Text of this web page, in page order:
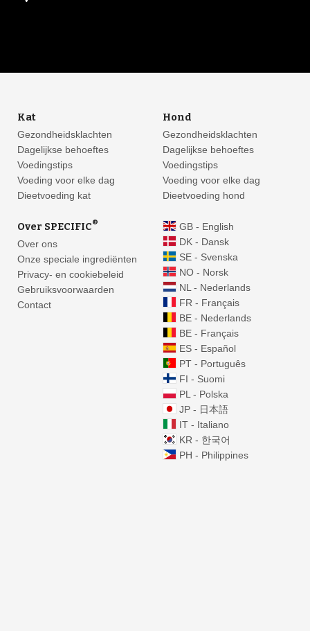
Kat
Gezondheidsklachten
Dagelijkse behoeftes
Voedingstips
Voeding voor elke dag
Dieetvoeding kat
Hond
Gezondheidsklachten
Dagelijkse behoeftes
Voedingstips
Voeding voor elke dag
Dieetvoeding hond
Over SPECIFIC®
Over ons
Onze speciale ingrediënten
Privacy- en cookiebeleid
Gebruiksvoorwaarden
Contact
GB - English
DK - Dansk
SE - Svenska
NO - Norsk
NL - Nederlands
FR - Français
BE - Nederlands
BE - Français
ES - Español
PT - Português
FI - Suomi
PL - Polska
JP - 日本語
IT - Italiano
KR - 한국어
PH - Philippines